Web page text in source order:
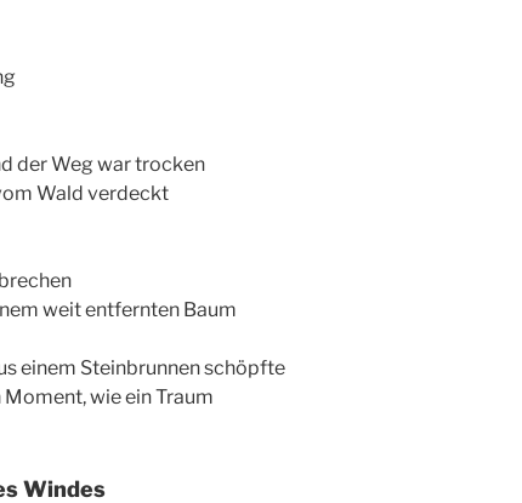
der Weg war trocken
Wald verdeckt
weit entfernten Baum
einem Steinbrunnen schöpfte
wie ein Traum
Windes